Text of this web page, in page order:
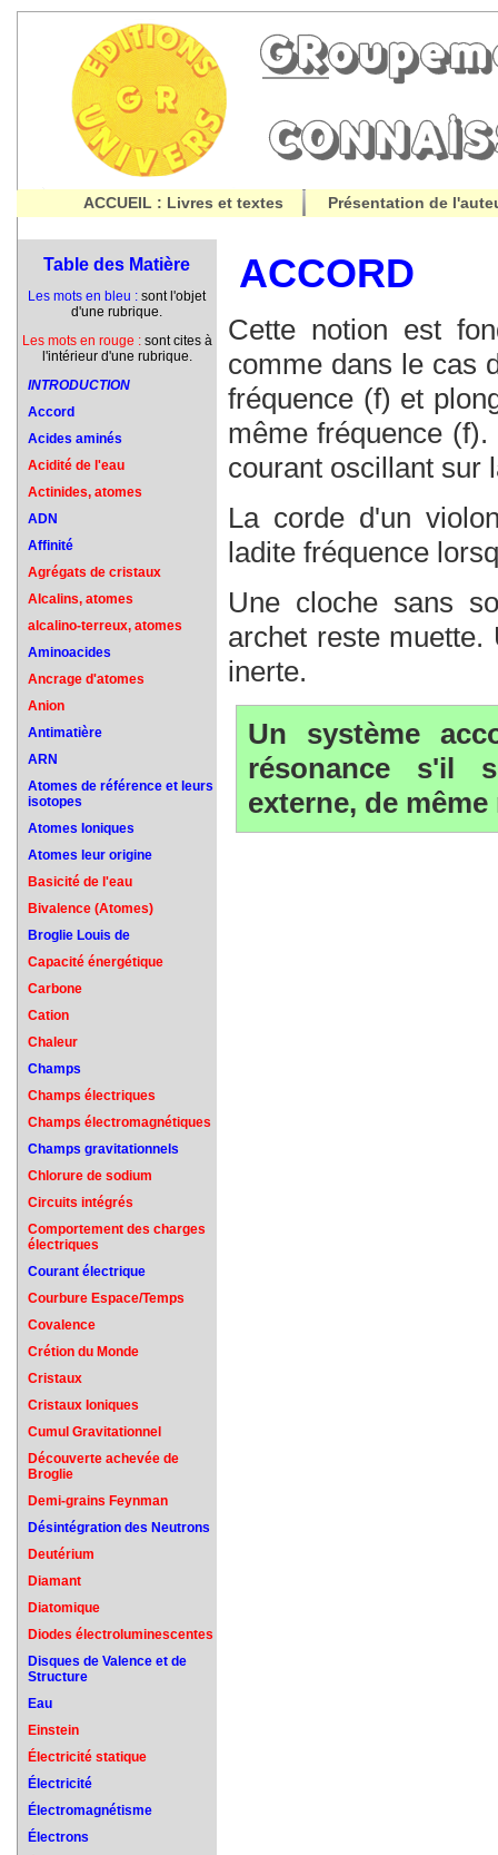
ACCUEIL : Livres et textes Présentation de
Table des Matière
Les mots en bleu : sont l'objet
d'une rubrique.
Les mots en rouge :sont cites à
l'intérieur d'une rubrique.
INTRODUCTION
Accord
Acides aminés
Acidité de l'eau
Actinides, atomes
ADN
Affinité
Agrégats de cristaux
Alcalins, atomes
alcalino-terreux, atomes
Aminoacides
Ancrage d'atomes
Anion
Antimatière
ARN
Atomes de référence et leurs
isotopes
Atomes Ioniques
Atomes leur origine
Basicité de l'eau
Bivalence (Atomes)
Broglie Louis de
Capacité énergétique
Carbone
Cation
Chaleur
Champs
Champs électriques
Champs électromagnétiques
Champs gravitationnels
Chlorure de sodium
Circuits intégrés
Comportement des charges
électriques
Courant électrique
Courbure Espace/Temps
Covalence
Crétion du Monde
Cristaux
Cristaux Ioniques
Cumul Gravitationnel
Découverte achevée de
Broglie
Demi-grains Feynman
Désintégration des Neutrons
Deutérium
Diamant
Diatomique
Diodes électroluminescentes
Disques de Valence et de
Structure
Eau
Einstein
Électricité statique
Électricité
Électromagnétisme
Électrons
ACCORD
Cette notion est
comme dans le cas
fréquence (f) et
même fréquence
courant oscillant sur
La corde d'un
ladite fréquence
Une cloche sans
archet reste muette.
inerte.
Un système
résonance s'il
externe, de